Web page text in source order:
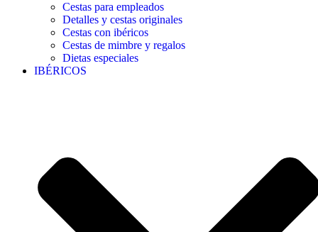
Cestas para empleados
Detalles y cestas originales
Cestas con ibéricos
Cestas de mimbre y regalos
Dietas especiales
IBÉRICOS